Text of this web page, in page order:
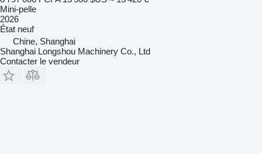
Mini-pelle
2026
État neuf
Chine, Shanghai
Shanghai Longshou Machinery Co., Ltd
Contacter le vendeur